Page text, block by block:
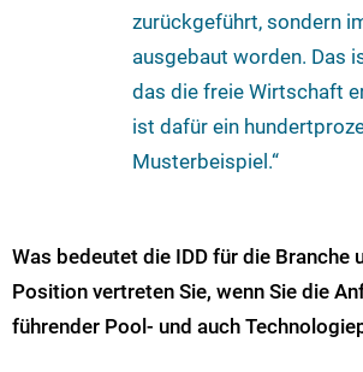
zurückgeführt, sondern
ausgebaut worden. Das
das die freie Wirtschaft
ist dafür ein
Musterbeispiel.“
Was bedeutet die IDD für die Branche
Position vertreten Sie, wenn Sie die
führender Pool- und auch